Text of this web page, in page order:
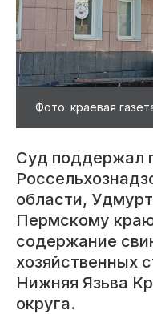
Фото: краевая
Суд поддержал
области,
Пермскому
содержание
хозяйственных
Нижняя Язьва
округа.